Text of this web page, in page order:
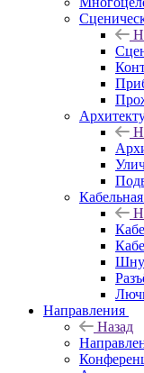
Направления
Назад